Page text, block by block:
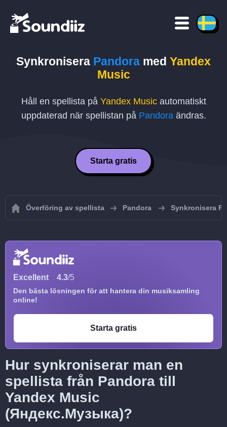
Synkronisera Pandora med Yandex
Music
Håll en spellista på Yandex Musicautomatiskt
uppdaterad när spellistan på Pandoraändras.
Starta gratis
Överföring av spellista Pandora Synkronisera
Excellent 4.3/5
Den bästa lösningen för att hantera din musiksamling
online!
Starta gratis
Hur synkroniserar man en
spellista från Pandora till
Yandex Music
(Яндекс.Музыка)?